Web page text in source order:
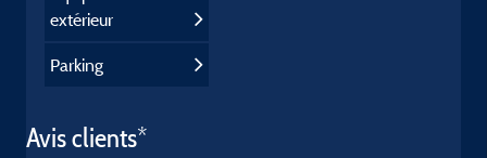
extérieur
Parking
Avis clients*